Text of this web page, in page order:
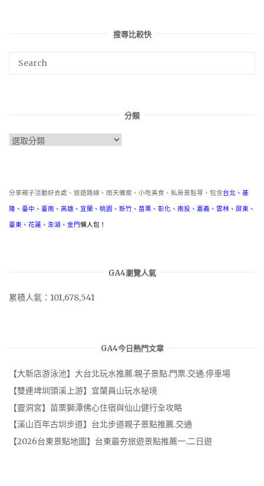
搜尋比較快
分類
分
分享親子活動好去處、旅遊路線、雨天備案、小吃美食、私房景點等，包含台北 、 基
隆 、 臺中 、 臺南 、 高雄 、 宜蘭 、 桃園 、 新竹 、 苗栗 、 彰化 、 南投 、 嘉義 、 雲林 、 屏東 、
臺東 、 花蓮 、 澎湖 、 金門懶人包！
GA4瀏覽人氣
累積人氣：101,678,541
GA4今日熱門文章
【大新店游泳池】大台北玩水推薦.親子景點.門票.交通.停車場
【雙連埤圳頭溪上游】宜蘭員山玩水祕境
【靈洞宮】苗栗獅潭佛心住宿與仙山健行全攻略
【溪山百年古圳步道】台北步道親子景點推薦.交通
【2026台東景點地圖】台東最夯旅遊景點推薦一.二日遊